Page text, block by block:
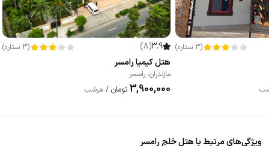
(
3 ستاره)
3.9
(
8
)
(
3 ستاره)
هتل کیمیا رامسر
مازندران، رامسر
3,900,000 تومان / هرشب
ویژگی‌های مرتبط با هتل خلج رامسر